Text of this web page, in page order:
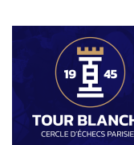
content